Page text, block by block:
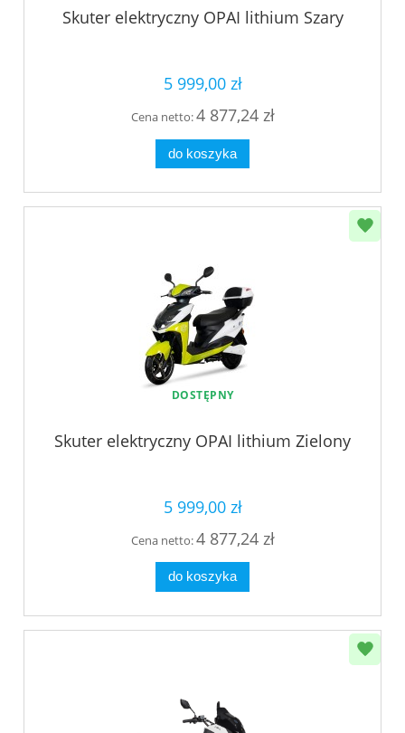
Skuter elektryczny OPAI lithium Szary
5 999,00 zł
Cena netto:4 877,24 zł
do koszyka
DOSTĘPNY
Skuter elektryczny OPAI lithium Zielony
5 999,00 zł
Cena netto:4 877,24 zł
do koszyka